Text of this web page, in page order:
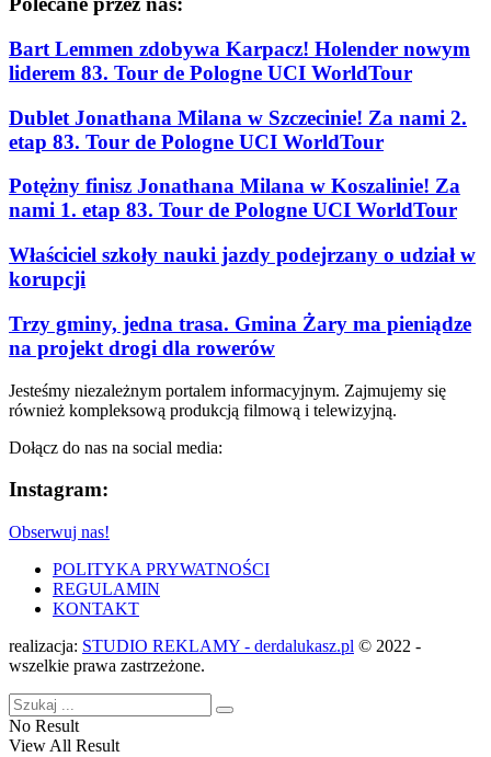
Bart Lemmen zdobywa Karpacz! Holender nowym
liderem 83. Tour de Pologne UCI WorldTour
Dublet Jonathana Milana w Szczecinie! Za nami 2.
etap 83. Tour de Pologne UCI WorldTour
Potężny finisz Jonathana Milana w Koszalinie! Za
nami 1. etap 83. Tour de Pologne UCI WorldTour
Właściciel szkoły nauki jazdy podejrzany o udział w
korupcji
Trzy gminy, jedna trasa. Gmina Żary ma pieniądze
na projekt drogi dla rowerów
Jesteśmy niezależnym portalem informacyjnym. Zajmujemy się
również kompleksową produkcją filmową i telewizyjną.
Dołącz do nas na social media:
Instagram:
Obserwuj nas!
POLITYKA PRYWATNOŚCI
REGULAMIN
KONTAKT
realizacja: STUDIO REKLAMY - derdalukasz.pl © 2022 -
wszelkie prawa zastrzeżone.
No Result
View All Result